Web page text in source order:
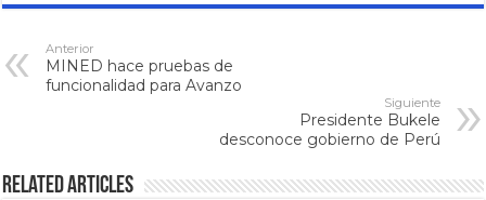
Anterior
MINED hace pruebas de
funcionalidad para Avanzo
Siguiente
Presidente Bukele
desconoce gobierno de Perú
Related Articles